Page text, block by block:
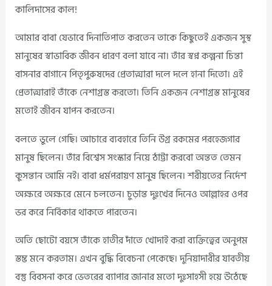
কালিদাসের কাল!
আমার বাবা যেভাবে দিনাতিপাত করতেন তাকে কিছুতেই একজন সুস্থ
মানুষের স্বাভাবিক জীবন ধারণ বলা যাবে না। তাঁর স্বপ্ন কল্পনা চিন্তা
বাসনার বাগানে পিতৃপুরুষদের প্রেতাত্মারা দলে দলে হানা দিতো। এই
প্রেতাত্মারাই তাঁকে নেশাগ্রস্ত করতো। তিনি একজন নেশাগ্রস্ত মানুষের
মতোই জীবন যাপন করতেন।
বলতে ভুলে গেছি। আচারে ব্যবহারে তিনি উগ্র রকমের পরহেজগার
মানুষ ছিলেন। তাঁর বিশ্বেস সংস্কার নিয়ে ঠাট্টা করবো অন্তত তেমন
কুসন্তান আমি নই। বাবা ধর্মপরায়ণ মানুষ ছিলেন। শরীয়তের নির্দেশ
অক্ষরে অক্ষরে মেনে চলতেন। চুড়ান্ত দুঃখের দিনেও আল্লাহর ওপর
ভর করে নির্বিকার থাকতে পারতেন।
অতি ছোটো বয়সে তাঁকে হাতীর দাঁতে খোদাই করা ব্যক্তিত্বের অনুপম
স্তম্ভ মনে করতাম। এখন বুদ্ধি বিবেচনা পেকেছে। দুনিয়াদারীর যাবতীয়
বস্তু বিবসনা করে ভেতরের ব্যাপার জানার মতো দুঃসাহসী হয়ে উঠেছে